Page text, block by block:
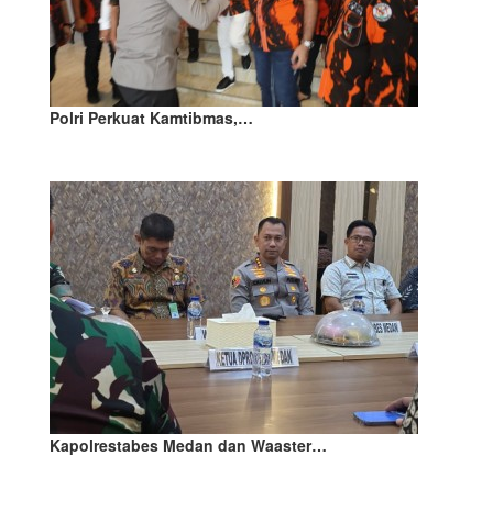
Polri Perkuat Kamtibmas,…
Kapolrestabes Medan dan Waaster…